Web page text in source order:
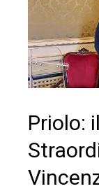
Priolo: